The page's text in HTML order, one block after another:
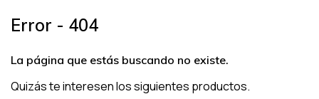
Error - 404
La página que estás buscando no existe.
Quizás te interesen los siguientes productos.